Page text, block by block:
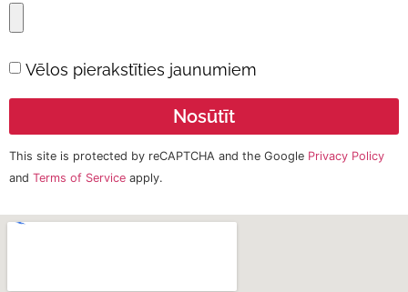
Vēlos pierakstīties jaunumiem
Nosūtīt
This site is protected by reCAPTCHA and the Google Privacy Policy
and Terms of Service apply.